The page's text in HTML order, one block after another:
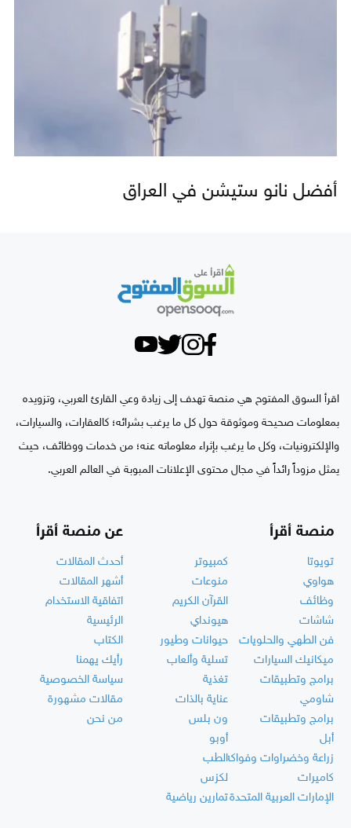
أفضل نانو ستيشن في العراق
اقرأ السوق المفتوح هي منصة تهدف إلى زيادة وعي القارئ العربي، وتزويده
بمعلومات صحيحة وموثوقة حول كل ما يرغب بشرائه؛ كالعقارات، والسيارات،
والإلكترونيات، وكل ما يرغب بإثراء معلوماته عنه؛ من خدمات ووظائف، حيث
يمثل مزوداً رائداً في مجال محتوى الإعلانات المبوبة في العالم العربي.
منصة أقرأ
تويوتا
كمبيوتر
هواوي
منوعات
وظائف
القرآن الكريم
شاشات
هيونداي
فن الطهي والحلويات
حيوانات وطيور
ميكانيك السيارات
تسلية وألعاب
برامج وتطبيقات
تغذية
شاومي
عناية بالذات
برامج وتطبيقات
ون بلس
أبل
أوبو
زراعة وخضراوات وفواكهالطب
كاميرات
لكزس
الإمارات العربية المتحدةتمارين رياضية
عن منصة أقرأ
أحدث المقالات
أشهر المقالات
اتفاقية الاستخدام
الرئيسية
الكتاب
رأيك يهمنا
سياسة الخصوصية
مقالات مشهورة
من نحن